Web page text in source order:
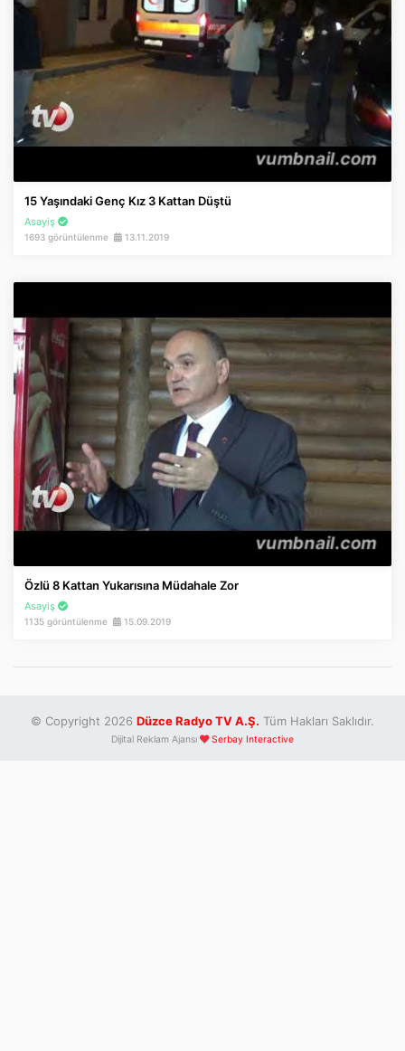
15 Yaşındaki Genç Kız 3 Kattan Düştü
Asayiş
1693 görüntülenme 13.11.2019
Özlü 8 Kattan Yukarısına Müdahale Zor
Asayiş
1135 görüntülenme 15.09.2019
© Copyright 2026 Düzce Radyo TV A.Ş. Tüm Hakları Saklıdır.
Dijital Reklam Ajansı Serbay Interactive